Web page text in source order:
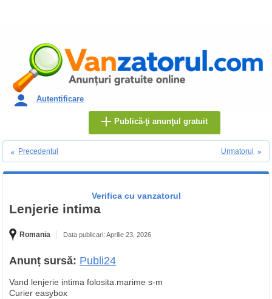
Autentificare
Publică-ţi anunţul gratuit
Precedentul Urmatorul
Verifica cu vanzatorul
Lenjerie intima
Romania Data publicari: Aprilie 23, 2026
Anunț sursă: Publi24
Vand lenjerie intima folosita.marime s-m
Curier easybox